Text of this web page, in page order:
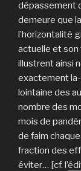
dépassement
demeure que
l’horizontalité
actuelle et
illustrent ainsi
exactement
lointaine des
nombre des
mois de
de faim
fraction des
éviter… [cf. l’